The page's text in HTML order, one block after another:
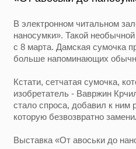
В электронном читальном
наносумки». Такой
с 8 марта. Дамская сумочка
больше напоминающих
Кстати, сетчатая сумочка,
изобретатель - Вавржин
стало спроса, добавил к ним
которую безвозвратно
Выставка «От авоськи до